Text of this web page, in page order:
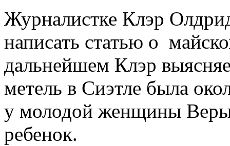
Журналистке Клэр
написать статью о
дальнейшем Клэр
метель в Сиэтле была
у молодой женщины Веры
ребенок.